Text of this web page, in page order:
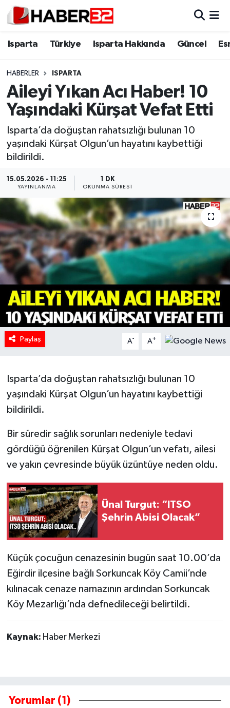
Isparta Türkiye Isparta Hakkında Güncel
HABERLER ISPARTA
Aileyi Yıkan Acı Haber! 10
Yaşındaki Kürşat Vefat Etti
Isparta’da doğuştan rahatsızlığı bulunan 10
yaşındaki Kürşat Olgun’un hayatını kaybettiği
bildirildi.
15.05.2026 - 11:25
YAYINLANMA
1 DK
OKUNMA SÜRESI
Paylaş A- A+
Isparta’da doğuştan rahatsızlığı bulunan 10
yaşındaki Kürşat Olgun’un hayatını kaybettiği
bildirildi.
Bir süredir sağlık sorunları nedeniyle tedavi
gördüğü öğrenilen Kürşat Olgun’un vefatı, ailesi
ve yakın çevresinde büyük üzüntüye neden oldu.
Ünal Turgut: “ITSO
Şehrin Abisi Olacak”
Küçük çocuğun cenazesinin bugün saat 10.00’da
Eğirdir ilçesine bağlı Sorkuncak Köy Camii’nde
kılınacak cenaze namazının ardından Sorkuncak
Köy Mezarlığı’nda defnedileceği belirtildi.
Kaynak: Haber Merkezi
Yorumlar (1)
Isparta
Esnaf Diyor ki;
ASAYİŞ
BİLİM VE TEKNOLOJİ
Güncel
HABERDE İNSAN
İlginç
KÜLTÜR SANAT
MAGAZİN
POLİTİKA
RESMİ İLANLAR
SAĞLIK
Tarihi Yapılarımız
Teknoloji
Türkiye
Yerel
İletişim
Isparta Nöbetçi Eczaneler
Isparta Trafik Yoğunluk Haritası
Süper Lig Puan Durumu ve Fikstür
Tüm Manşetler
Haber Arşivi